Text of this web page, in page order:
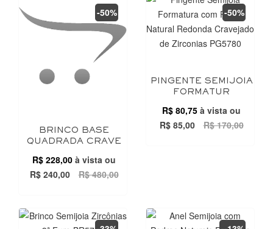
BRINCO BASE
QUADRADA CRAVE
R$ 228,00 à vista ou
R$ 240,00
R$ 480,00
-50%
PINGENTE SEMIJOIA
FORMATUR
R$ 80,75 à vista ou
R$ 85,00
R$ 170,00
-50%